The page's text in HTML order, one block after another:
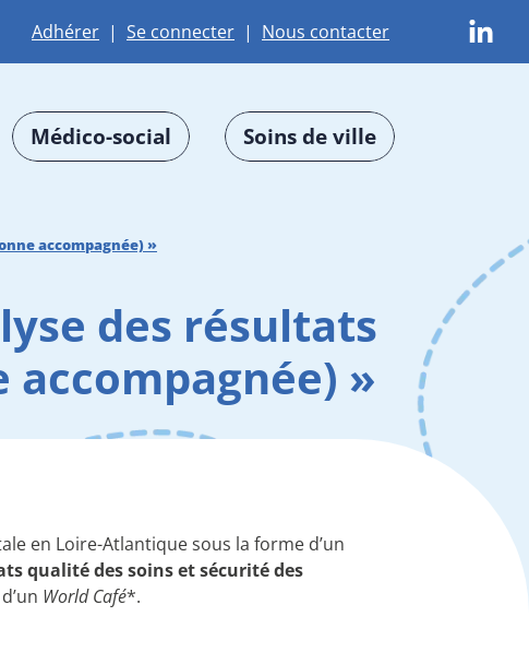
Adhérer | Se connecter | Nous contacter
Médico-social Soins de ville
accompagnée) »
des résultats
»
en Loire-Atlantique sous la forme d’un
qualité des soins et sécurité des
World Café*.